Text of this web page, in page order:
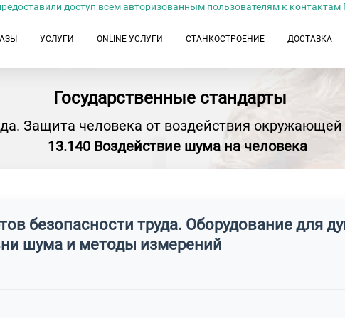
доступ всем авторизованным пользователям к контактам
УСЛУГИ ONLINE УСЛУГИ СТАНКОСТРОЕНИЕ ДОСТАВКА
Государственные стандарты
Защита человека от воздействия окружающей
13.140 Воздействие шума на человека
безопасности труда. Оборудование для
шума и методы измерений